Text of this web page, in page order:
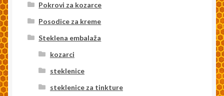
Pokrovi za kozarce
Posodice za kreme
Steklena embalaža
kozarci
steklenice
steklenice za tinkture